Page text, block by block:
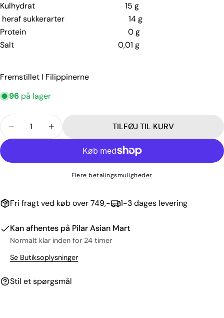
Kulhydrat 15 g
heraf sukkerarter 14 g
Protein 0 g
Salt 0,01 g
Fremstillet I Filippinerne
96 på lager
Antal
REDUCER MÆNGDEN FOR COOL TASTE
FORØG MÆNGDEN FOR COOL TASTE
TILFØJ TIL KURV
Flere betalingsmuligheder
Fri fragt ved køb over 749,- 1-3 dages levering
Kan afhentes på Pilar Asian Mart
Normalt klar inden for 24 timer
Se Butiksoplysninger
Stil et spørgsmål
SEND SPØRGSMÅL